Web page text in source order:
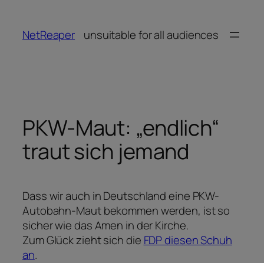
springen
NetReaper unsuitable for all audiences
PKW-Maut: „endlich“
traut sich jemand
Dass wir auch in Deutschland eine PKW-
Autobahn-Maut bekommen werden, ist so
sicher wie das Amen in der Kirche.
Zum Glück zieht sich die FDP diesen Schuh
an.